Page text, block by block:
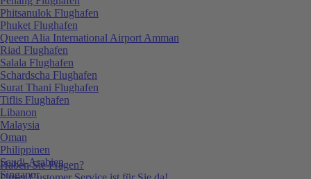
Haben Sie Fragen?
Phitsanulok Flughafen
Phuket Flughafen
Queen Alia International Airport Amman
Riad Flughafen
Salala Flughafen
Schardscha Flughafen
Surat Thani Flughafen
Tiflis Flughafen
Libanon
Malaysia
Oman
Philippinen
Saudi-Arabien
Singapur